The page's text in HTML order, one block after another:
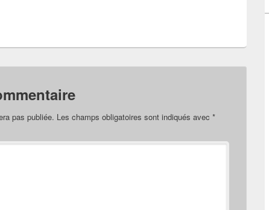
pas publiée. Les champs obligatoires sont indiqués avec *